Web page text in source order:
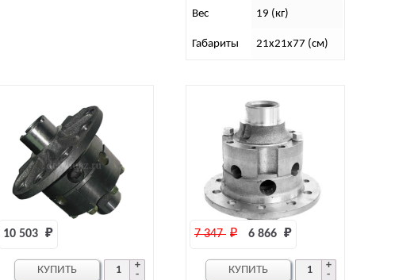
Вес 19 (кг)
Габариты 21х21х77 (см)
10 503 ₽
КУПИТЬ
7 347 ₽ 6 866 ₽
КУПИТЬ